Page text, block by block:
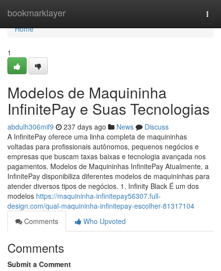
bookmarklayer
Home
Home
1
Modelos de Maquininha
InfinitePay e Suas Tecnologias
abdulh306mif9 237 days ago News
Discuss
A InfinitePay oferece uma linha completa de maquininhas
voltadas para profissionais autônomos, pequenos negócios e
empresas que buscam taxas baixas e tecnologia avançada nos
pagamentos. Modelos de Maquininhas InfinitePay Atualmente, a
InfinitePay disponibiliza diferentes modelos de maquininhas para
atender diversos tipos de negócios. 1. Infinity Black É um dos
modelos https://maquininha-infinitepay56307.full-
design.com/qual-maquininha-infinitepay-escolher-81317104
Comments
Who Upvoted
Comments
Submit a Comment